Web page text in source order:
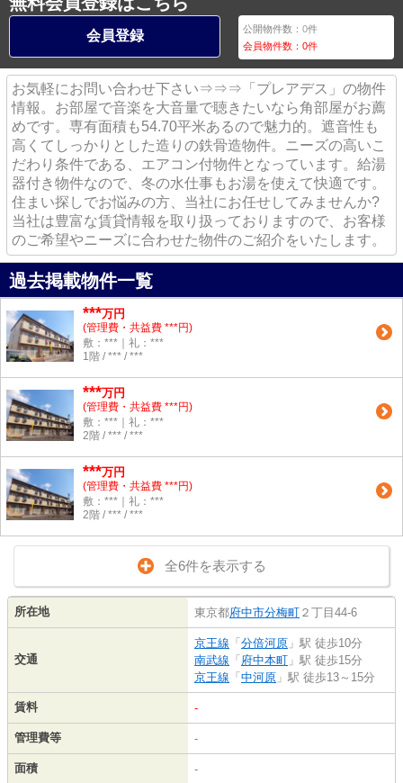
会員登録 公開物件数：0件
会員物件数：0件
お気軽にお問い合わせ下さい⇒⇒⇒「プレアデス」の物件
情報。お部屋で音楽を大音量で聴きたいなら角部屋がお薦
めです。専有面積も54.70平米あるので魅力的。遮音性も
高くてしっかりとした造りの鉄骨造物件。ニーズの高いこ
だわり条件である、エアコン付物件となっています。給湯
器付き物件なので、冬の水仕事もお湯を使えて快適です。
住まい探しでお悩みの方、当社にお任せしてみませんか?
当社は豊富な賃貸情報を取り扱っておりますので、お客様
のご希望やニーズに合わせた物件のご紹介をいたします。
過去掲載物件一覧
***万円
(管理費・共益費 ***円)
敷：***｜礼：***
1階 / *** / ***
***万円
(管理費・共益費 ***円)
敷：***｜礼：***
2階 / *** / ***
***万円
(管理費・共益費 ***円)
敷：***｜礼：***
2階 / *** / ***
全6件を表示する
所在地 東京都府中市分梅町 ２丁目44-6
交通
京王線 「 分倍河原 」駅 徒歩10分
南武線 「 府中本町 」駅 徒歩15分
京王線 「 中河原 」駅 徒歩13～15分
賃料 -
管理費等 -
面積 -